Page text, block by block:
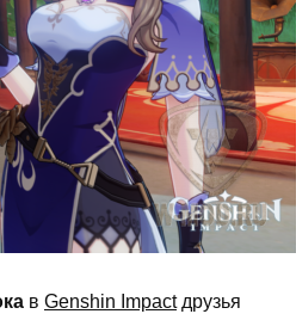
в Genshin Impactдрузья